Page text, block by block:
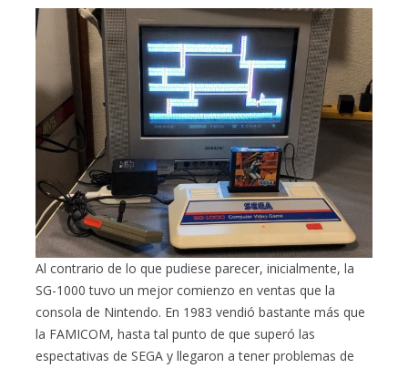
Al contrario de lo que pudiese parecer, inicialmente, la
SG-1000 tuvo un mejor comienzo en ventas que la
consola de Nintendo. En 1983 vendió bastante más que
la FAMICOM, hasta tal punto de que superó las
espectativas de SEGA y llegaron a tener problemas de